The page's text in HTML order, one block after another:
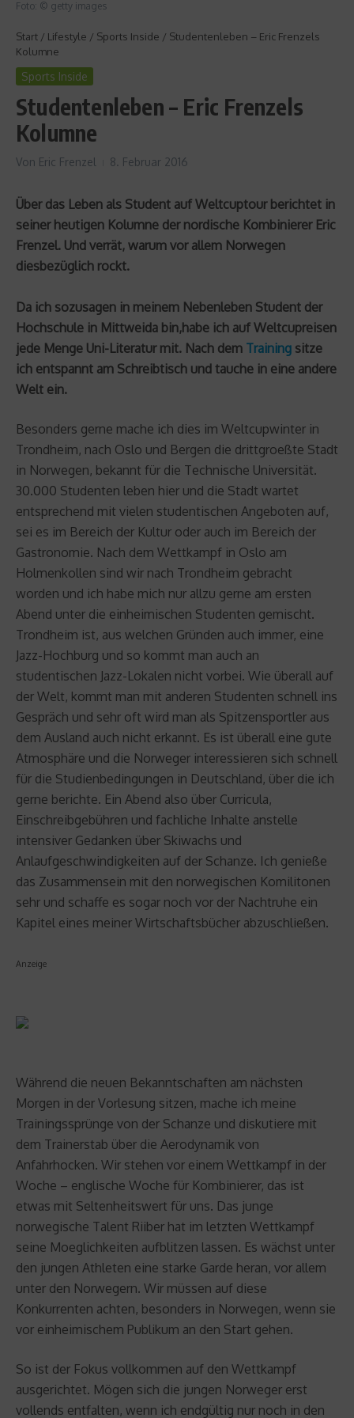
Foto: © getty images
Start / Lifestyle / Sports Inside / Studentenleben – Eric Frenzels
Kolumne
Sports Inside
Studentenleben – Eric Frenzels
Kolumne
Von Eric Frenzel 8. Februar 2016
Über das Leben als Student auf Weltcuptour berichtet in
seiner heutigen Kolumne der nordische Kombinierer Eric
Frenzel. Und verrät, warum vor allem Norwegen
diesbezüglich rockt.
Da ich sozusagen in meinem Nebenleben Student der
Hochschule in Mittweida bin,habe ich auf Weltcupreisen
jede Menge Uni-Literatur mit. Nach dem Training sitze
ich entspannt am Schreibtisch und tauche in eine andere
Welt ein.
Besonders gerne mache ich dies im Weltcupwinter in
Trondheim, nach Oslo und Bergen die drittgroeßte Stadt
in Norwegen, bekannt für die Technische Universität.
30.000 Studenten leben hier und die Stadt wartet
entsprechend mit vielen studentischen Angeboten auf,
sei es im Bereich der Kultur oder auch im Bereich der
Gastronomie. Nach dem Wettkampf in Oslo am
Holmenkollen sind wir nach Trondheim gebracht
worden und ich habe mich nur allzu gerne am ersten
Abend unter die einheimischen Studenten gemischt.
Trondheim ist, aus welchen Gründen auch immer, eine
Jazz-Hochburg und so kommt man auch an
studentischen Jazz-Lokalen nicht vorbei. Wie überall auf
der Welt, kommt man mit anderen Studenten schnell ins
Gespräch und sehr oft wird man als Spitzensportler aus
dem Ausland auch nicht erkannt. Es ist überall eine gute
Atmosphäre und die Norweger interessieren sich schnell
für die Studienbedingungen in Deutschland, über die ich
gerne berichte. Ein Abend also über Curricula,
Einschreibgebühren und fachliche Inhalte anstelle
intensiver Gedanken über Skiwachs und
Anlaufgeschwindigkeiten auf der Schanze. Ich genieße
das Zusammensein mit den norwegischen Komilitonen
sehr und schaffe es sogar noch vor der Nachtruhe ein
Kapitel eines meiner Wirtschaftsbücher abzuschließen.
Anzeige
Während die neuen Bekanntschaften am nächsten
Morgen in der Vorlesung sitzen, mache ich meine
Trainingssprünge von der Schanze und diskutiere mit
dem Trainerstab über die Aerodynamik von
Anfahrhocken. Wir stehen vor einem Wettkampf in der
Woche – englische Woche für Kombinierer, das ist
etwas mit Seltenheitswert für uns. Das junge
norwegische Talent Riiber hat im letzten Wettkampf
seine Moeglichkeiten aufblitzen lassen. Es wächst unter
den jungen Athleten eine starke Garde heran, vor allem
unter den Norwegern. Wir müssen auf diese
Konkurrenten achten, besonders in Norwegen, wenn sie
vor einheimischem Publikum an den Start gehen.
So ist der Fokus vollkommen auf den Wettkampf
ausgerichtet. Mögen sich die jungen Norweger erst
vollends entfalten, wenn ich endgültig nur noch in den